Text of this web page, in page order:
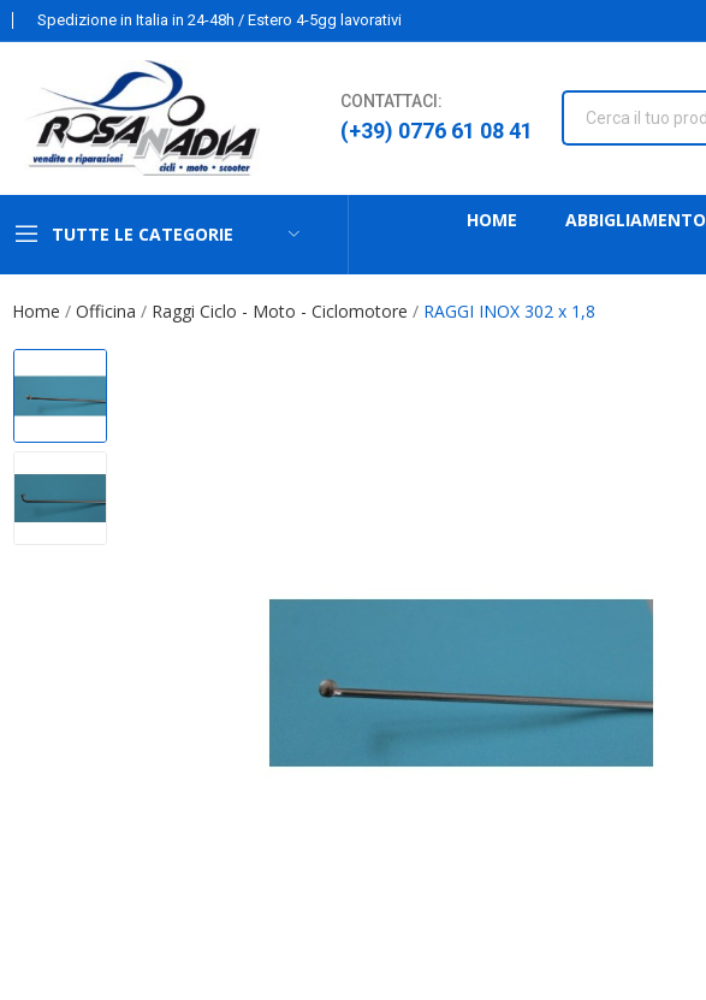
Spedizione in Italia in 24-48h / Estero 4-5gg lavorativi
CONTATTACI:
(+39) 0776 61 08 41
TUTTE LE CATEGORIE
HOME ABBIGLIAMENTO
Home Officina Raggi Ciclo - Moto - Ciclomotore RAGGI INOX 302 x 1,8